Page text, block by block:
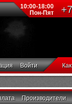
10:00-18:00
Пон-Пят
Войти
Производители